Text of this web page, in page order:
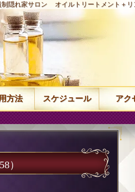
隠れ家サロン オイルトリートメント＋
）
方法 スケジュール アク